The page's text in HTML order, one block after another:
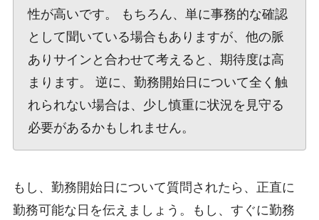
性が高いです。 もちろん、単に事務的な確認
として聞いている場合もありますが、他の脈
ありサインと合わせて考えると、期待度は高
まります。 逆に、勤務開始日について全く触
れられない場合は、少し慎重に状況を見守る
必要があるかもしれません。
もし、勤務開始日について質問されたら、正直に
勤務可能な日を伝えましょう。もし、すぐに勤務